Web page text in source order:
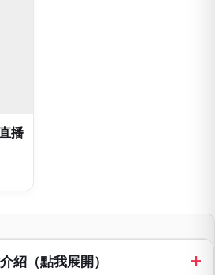
播
紹（點我展開）